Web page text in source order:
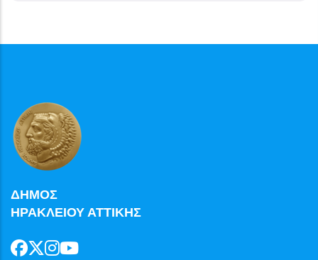
ΔΗΜΟΣ
ΗΡΑΚΛΕΙΟΥ ΑΤΤΙΚΗΣ